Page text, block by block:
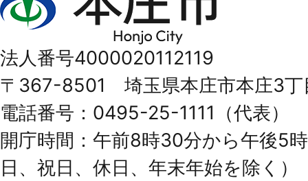
庄
Honjo
City
法人番号4000020112119
〒367-8501 埼玉県本庄市本庄3丁
電話番号：0495-25-1111（代表）
開庁時間：午前8時30分から午後5
日、祝日、休日、年末年始を除く）